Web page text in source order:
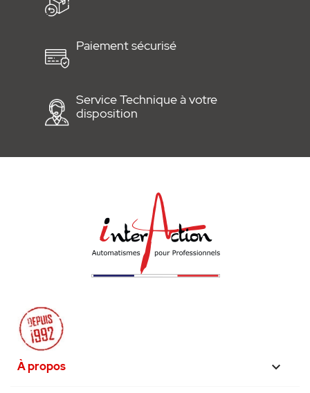
Paiement sécurisé
Service Technique à votre
disposition
À propos 